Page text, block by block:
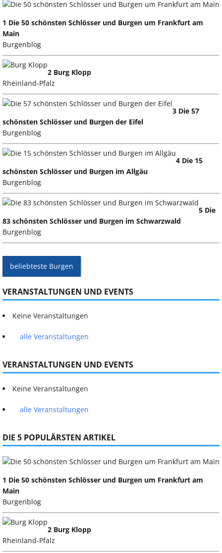
1 Die 50 schönsten Schlösser und Burgen um Frankfurt am
Main
Burgenblog
2 Burg Klopp
Rheinland-Pfalz
3 Die 57
schönsten Schlösser und Burgen der Eifel
Burgenblog
4 Die 15
schönsten Schlösser und Burgen im Allgäu
Burgenblog
5 Die
83 schönsten Schlösser und Burgen im Schwarzwald
Burgenblog
beliebteste Burgen
VERANSTALTUNGEN UND EVENTS
Keine Veranstaltungen
alle Veranstaltungen
VERANSTALTUNGEN UND EVENTS
Keine Veranstaltungen
alle Veranstaltungen
DIE 5 POPULÄRSTEN ARTIKEL
1 Die 50 schönsten Schlösser und Burgen um Frankfurt am
Main
Burgenblog
2 Burg Klopp
Rheinland-Pfalz